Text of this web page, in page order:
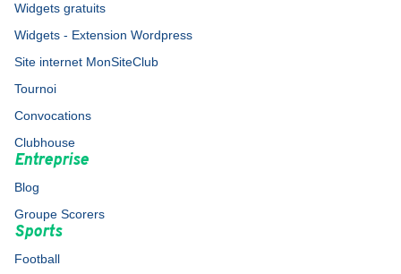
Widgets gratuits
Widgets - Extension Wordpress
Site internet MonSiteClub
Tournoi
Convocations
Clubhouse
Entreprise
Blog
Groupe Scorers
Sports
Football